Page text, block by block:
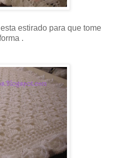
estirado para que tome
.